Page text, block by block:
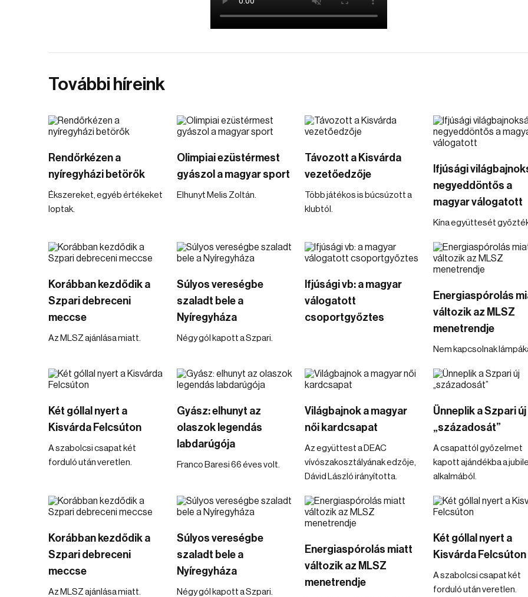
További híreink
Rendőrkézen a
nyíregyházi betörők
Ékszereket, egyéb értékeket
loptak.
Olimpiai ezüstérmest
gyászol a magyar sport
Elhunyt Melis Zoltán.
Távozott a Kisvárda
vezetőedzője
Több játékos is búcsúzott a
klubtól.
Ifjúsági
negyeddöntős a
magyar válogatott
Kína együttesét
Korábban kezdődik a
Szpari debreceni
meccse
Az MLSZ ajánlása miatt.
Súlyos vereségbe
szaladt bele a
Nyíregyháza
Négy gól kapott a Szpari.
Ifjúsági vb: a magyar
válogatott
csoportgyőztes
Energiaspórolás
változik az MLSZ
menetrendje
Nem kapcsolnak
Két góllal nyert a
Kisvárda Felcsúton
A szabolcsi csapat két
forduló után veretlen.
Gyász: elhunyt az
olaszok legendás
labdarúgója
Franco Baresi 66 éves volt.
Világbajnok a magyar
női kardcsapat
Az együttest a DEAC
vívószakosztályának edzője,
Dávid László irányította.
Ünneplik a Szpari új
„századosát”
A csapattól győzelmet
kapott ajándékba a
alkalmából.
Korábban kezdődik a
Szpari debreceni
meccse
Az MLSZ ajánlása miatt.
Súlyos vereségbe
szaladt bele a
Nyíregyháza
Négy gól kapott a Szpari.
Energiaspórolás miatt
változik az MLSZ
menetrendje
Két góllal nyert a
Kisvárda Felcsúton
A szabolcsi csapat két
forduló után veretlen.